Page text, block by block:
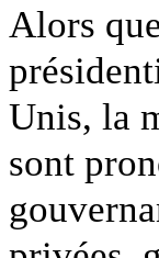
Alors
Unis, la
sont